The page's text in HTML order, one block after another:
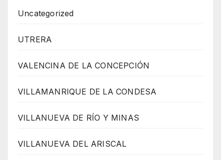
Uncategorized
UTRERA
VALENCINA DE LA CONCEPCIÓN
VILLAMANRIQUE DE LA CONDESA
VILLANUEVA DE RÍO Y MINAS
VILLANUEVA DEL ARISCAL